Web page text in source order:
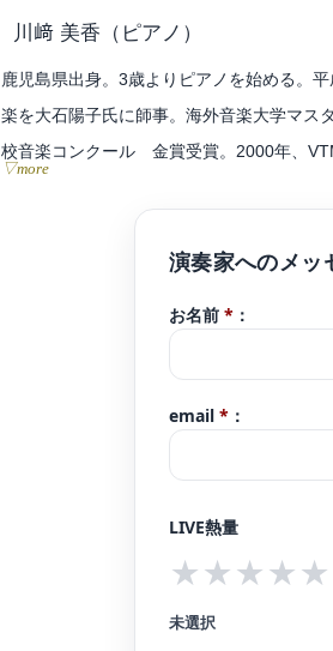
第51回北九州芸術祭クラシックコンサート
現在、オーケストラ、室内楽を中心に演奏
28・29年度登録アーティスト。篠崎ミュー
川﨑 美香 （ピアノ）
鹿児島県出身。3歳よりピアノを始める。
楽を大石陽子氏に師事。海外音楽大学マス
校音楽コンクール 金賞受賞。2000年、
ト第1番」を現地のオーケストラと共演し
作曲活動も行っている。2014年3月に北九
た、福岡にて後進の指導も行っている。
▽more
お名前 * ：
email * ：
LIVE熱量
★★★★★
未選択